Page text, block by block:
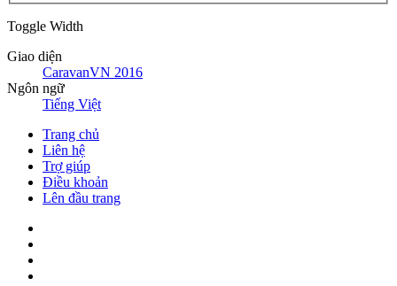
Toggle Width
Giao diện
CaravanVN 2016
Ngôn ngữ
Tiếng Việt
Trang chủ
Liên hệ
Trợ giúp
Điều khoản
Lên đầu trang